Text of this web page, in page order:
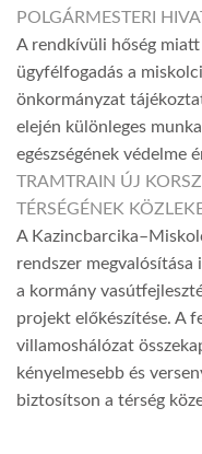
POLGÁRMESTERI
A rendkívüli hőség
ügyfélfogadás a
önkormányzat
elején különleges
egészségének védelme
TRAMTRAIN ÚJ
TÉRSÉGÉNEK
A
rendszer
a kormány
projekt előkészítése. A
villamoshálózat
kényelmesebb és
biztosítson a térség